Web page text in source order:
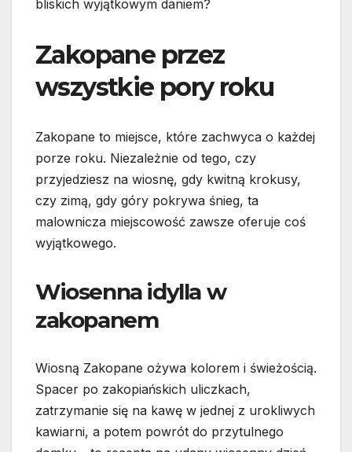
bliskich wyjątkowym daniem?
Zakopane przez
wszystkie pory roku
Zakopane to miejsce, które zachwyca o każdej
porze roku. Niezależnie od tego, czy
przyjedziesz na wiosnę, gdy kwitną krokusy,
czy zimą, gdy góry pokrywa śnieg, ta
malownicza miejscowość zawsze oferuje coś
wyjątkowego.
Wiosenna idylla w
zakopanem
Wiosną Zakopane ożywa kolorem i świeżością.
Spacer po zakopiańskich uliczkach,
zatrzymanie się na kawę w jednej z urokliwych
kawiarni, a potem powrót do przytulnego